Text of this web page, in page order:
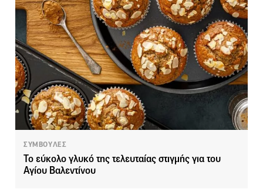
ΣΥΜΒΟΥΛΕΣ
Το εύκολο γλυκό της τελευταίας στιγμής για του
Αγίου Βαλεντίνου